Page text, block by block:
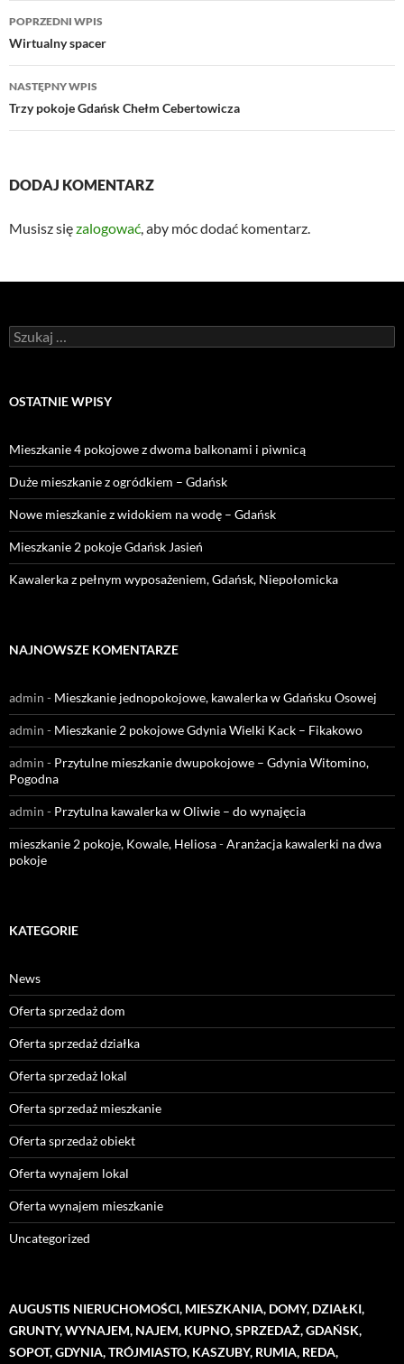
Nawigacja
wpisu
POPRZEDNI WPIS
Wirtualny spacer
NASTĘPNY WPIS
Trzy pokoje Gdańsk Chełm Cebertowicza
DODAJ KOMENTARZ
Musisz sięzalogować, aby móc dodać komentarz.
Szukaj:
OSTATNIE WPISY
Mieszkanie 4 pokojowe z dwoma balkonami i piwnicą
Duże mieszkanie z ogródkiem – Gdańsk
Nowe mieszkanie z widokiem na wodę – Gdańsk
Mieszkanie 2 pokoje Gdańsk Jasień
Kawalerka z pełnym wyposażeniem, Gdańsk, Niepołomicka
NAJNOWSZE KOMENTARZE
admin - Mieszkanie jednopokojowe, kawalerka w Gdańsku Osowej
admin - Mieszkanie 2 pokojowe Gdynia Wielki Kack – Fikakowo
admin - Przytulne mieszkanie dwupokojowe – Gdynia Witomino,
Pogodna
admin - Przytulna kawalerka w Oliwie – do wynajęcia
mieszkanie 2 pokoje, Kowale, Heliosa-Aranżacja kawalerki na dwa
pokoje
KATEGORIE
News
Oferta sprzedaż dom
Oferta sprzedaż działka
Oferta sprzedaż lokal
Oferta sprzedaż mieszkanie
Oferta sprzedaż obiekt
Oferta wynajem lokal
Oferta wynajem mieszkanie
Uncategorized
AUGUSTIS NIERUCHOMOŚCI, MIESZKANIA, DOMY, DZIAŁKI,
GRUNTY, WYNAJEM, NAJEM, KUPNO, SPRZEDAŻ, GDAŃSK,
SOPOT, GDYNIA, TRÓJMIASTO, KASZUBY, RUMIA, REDA,